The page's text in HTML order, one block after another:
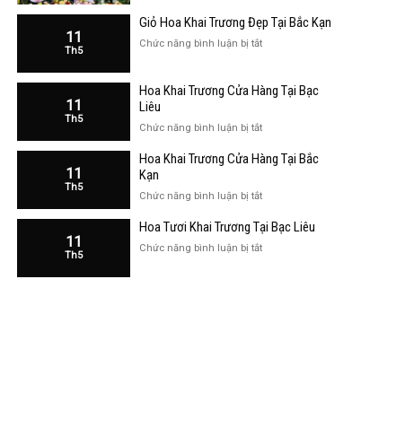
Khai
Đẹp
Liêu
11
Th5
Giỏ Hoa Khai Trương Đẹp Tại Bắc Kạn
Chức năng bình luận bị tắtở
Khai
Tại
Kạn
11
Th5
Hoa Khai Trương Cửa Hàng Tại Bạc
Liêu
Chức năng bình luận bị tắtở
Khai
Hàng
Bạc
Liêu
11
Th5
Hoa Khai Trương Cửa Hàng Tại Bắc
Kạn
Chức năng bình luận bị tắtở
Khai
11
Th5
Hoa Tươi Khai Trương Tại Bạc Liêu
Chức năng bình luận bị tắtở